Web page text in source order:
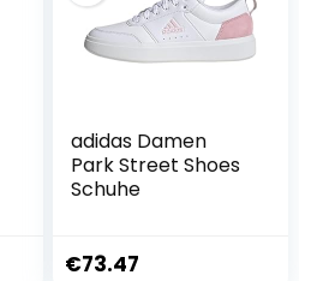
adidas Damen
Park Street Shoes
Schuhe
€73.47